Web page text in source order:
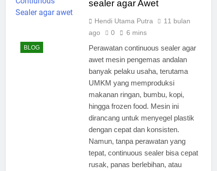
BLOG
sealer agar Awet
Hendi Utama Putra
11 bulan
ago
0 6 mins
Perawatan continuous sealer agar
awet mesin pengemas andalan
banyak pelaku usaha, terutama
UMKM yang memproduksi
makanan ringan, bumbu, kopi,
hingga frozen food. Mesin ini
dirancang untuk menyegel plastik
dengan cepat dan konsisten.
Namun, tanpa perawatan yang
tepat, continuous sealer bisa cepat
rusak, panas berlebihan, atau